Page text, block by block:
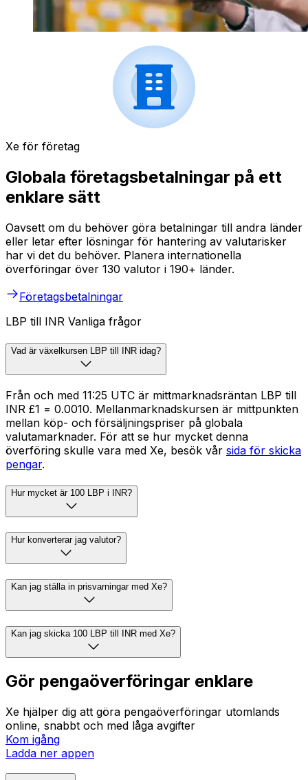
Xe för företag
Globala företagsbetalningar på ett
enklare sätt
Oavsett om du behöver göra betalningar till andra länder
eller letar efter lösningar för hantering av valutarisker
har vi det du behöver. Planera internationella
överföringar över 130 valutor i 190+ länder.
Företagsbetalningar
LBP till INR Vanliga frågor
Vad är växelkursen LBP till INR idag?
Från och med 11:25 UTC är mittmarknadsräntan LBP till
INR £1 = ₹0.0010. Mellanmarknadskursen är mittpunkten
mellan köp- och försäljningspriser på globala
valutamarknader. För att se hur mycket denna
överföring skulle vara med Xe, besök vår sida för skicka
pengar.
Hur mycket är 100 LBP i INR?
Hur konverterar jag valutor?
Kan jag ställa in prisvarningar med Xe?
Kan jag skicka 100 LBP till INR med Xe?
Gör pengaöverföringar enklare
Xe hjälper dig att göra pengaöverföringar utomlands
online, snabbt och med låga avgifter
Kom igång
Ladda ner appen